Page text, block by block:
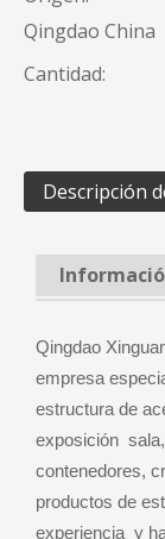
Qingdao China
Cantidad:
Descripción
Qingdao
empresa
estructura de
exposición
contenedores,
productos de
experiencia y